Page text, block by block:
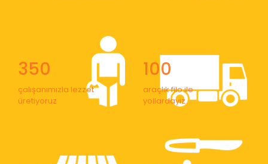
350
çalışanımızla lezzet
üretiyoruz
100
araçlık filo ile
yollardayız